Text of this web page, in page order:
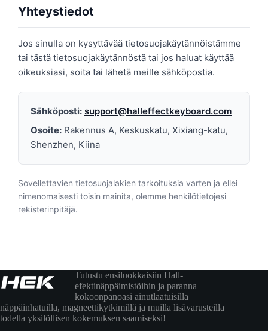
Yhteystiedot
Jos sinulla on kysyttävää tietosuojakäytännöistämme
tai tästä tietosuojakäytännöstä tai jos haluat käyttää
oikeuksiasi, soita tai lähetä meille sähköpostia.
Sähköposti: support@halleffectkeyboard.com
Osoite: Rakennus A, Keskuskatu, Xixiang-katu,
Shenzhen, Kiina
Sovellettavien tietosuojalakien tarkoituksia varten ja ellei
nimenomaisesti toisin mainita, olemme henkilötietojesi
rekisterinpitäjä.
Tutustu ensiluokkaisiin Hall-
efektinäppäimistöihin ja paranna
kokoonpanoasi ainutlaatuisilla
näppäinhatuilla, magneettikytkimillä ja muilla lisävarusteilla
todella yksilöllisen kokemuksen saamiseksi!